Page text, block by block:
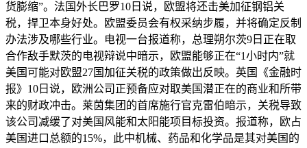
货膨缩”。法国外长巴罗10日说，欧盟将还击美加征钢铝关
税，捍卫本身好处。欧盟委员会有权采纳步履，并将确定反制
办法涉及哪些行业。电视一台报道称，总理朔尔茨9日正在取
合作敌手默茨的电视辩说中暗示，欧盟能够正在“1小时内”就
美国可能对欧盟27国加征关税的政策做出反映。英国《金融时
报》10日说，欧洲公司正预备应对取美国潜正在的商业和所带
来的财政冲击。莱茵集团的首席施行官克雷伯暗示，关税导致
该公司减缓了对美国风能和太阳能项目标投资。报道称，欧占
美国进口总额的15%，此中机械、药品和化学品是其对美国的